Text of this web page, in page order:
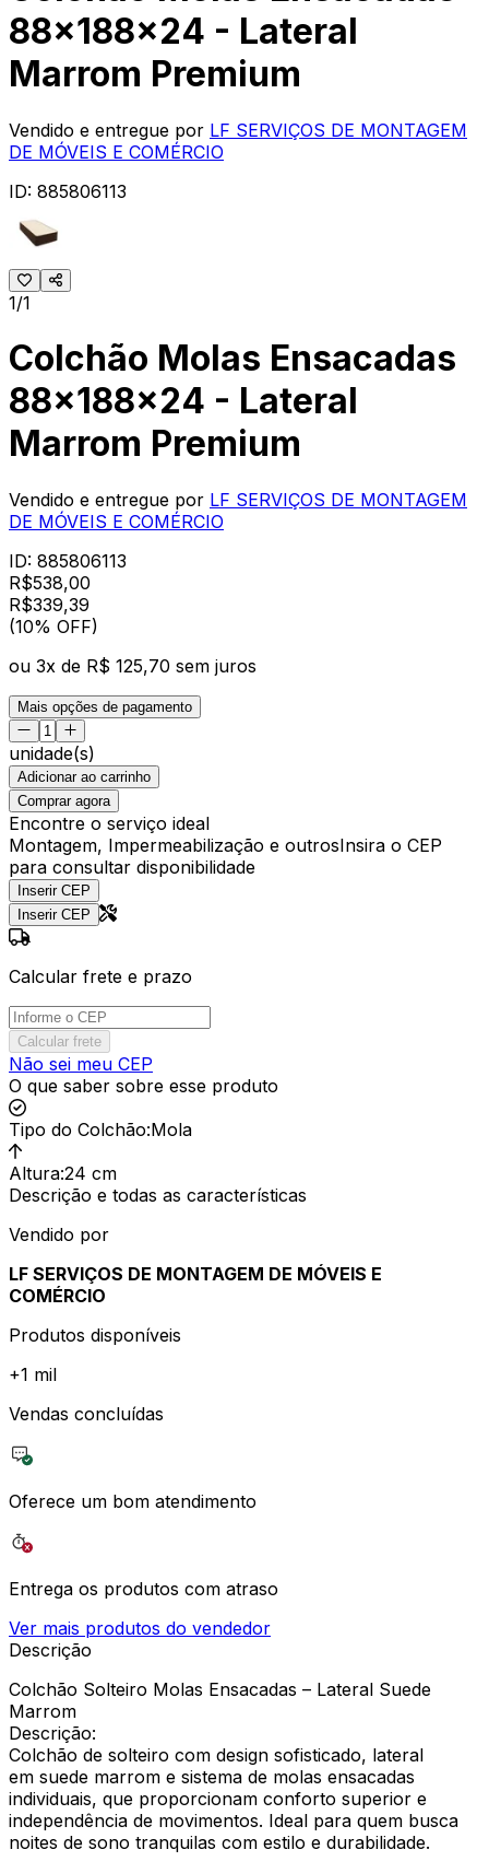
88x188x24 - Lateral
Marrom Premium
Vendido e entregue por LF SERVIÇOS DE MONTAGEM
DE MÓVEIS E COMÉRCIO
ID: 885806113
1/1
Colchão Molas Ensacadas
88x188x24 - Lateral
Marrom Premium
Vendido e entregue por LF SERVIÇOS DE MONTAGEM
DE MÓVEIS E COMÉRCIO
ID: 885806113
R$538,00
R$339,39
(10% OFF)
ou 3x de R$ 125,70 sem juros
Mais opções de pagamento
unidade(s)
Adicionar ao carrinho
Comprar agora
Encontre o serviço ideal
Montagem, Impermeabilização e outrosInsira o CEP
para consultar disponibilidade
Inserir CEP
Inserir CEP
Calcular frete e prazo
Calcular frete
Não sei meu CEP
O que saber sobre esse produto
Tipo do Colchão:Mola
Altura:24 cm
Descrição e todas as características
Vendido por
LF SERVIÇOS DE MONTAGEM DE MÓVEIS E
COMÉRCIO
Produtos disponíveis
+1 mil
Vendas concluídas
Oferece um bom atendimento
Entrega os produtos com atraso
Ver mais produtos do vendedor
Descrição
Colchão Solteiro Molas Ensacadas – Lateral Suede
Marrom
Descrição:
Colchão de solteiro com design sofisticado, lateral
em suede marrom e sistema de molas ensacadas
individuais, que proporcionam conforto superior e
independência de movimentos. Ideal para quem busca
noites de sono tranquilas com estilo e durabilidade.